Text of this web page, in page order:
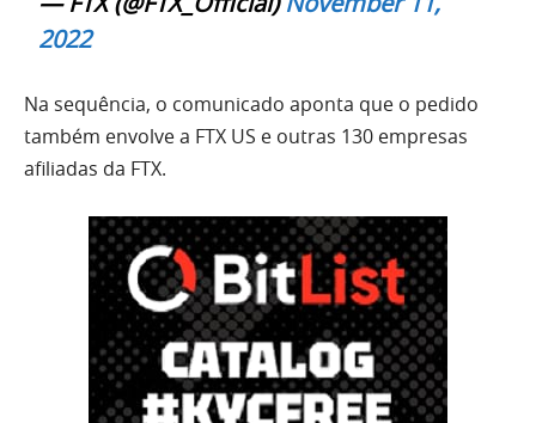
2022
Na sequência, o comunicado aponta que o pedido
também envolve a FTX US e outras 130 empresas
afiliadas da FTX.